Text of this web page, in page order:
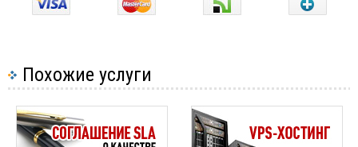
Похожие услуги